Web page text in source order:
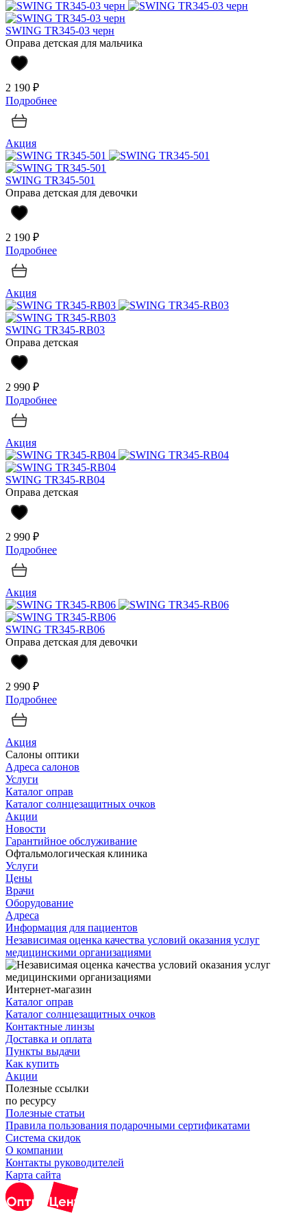
SWING TR345-03 черн
Оправа детская для мальчика
2 190 ₽
Подробнее
Акция
SWING TR345-501
Оправа детская для девочки
2 190 ₽
Подробнее
Акция
SWING TR345-RB03
Оправа детская
2 990 ₽
Подробнее
Акция
SWING TR345-RB04
Оправа детская
2 990 ₽
Подробнее
Акция
SWING TR345-RB06
Оправа детская для девочки
2 990 ₽
Подробнее
Акция
Салоны оптики
Адреса салонов
Услуги
Каталог оправ
Каталог солнцезащитных очков
Акции
Новости
Гарантийное обслуживание
Офтальмологическая клиника
Услуги
Цены
Врачи
Оборудование
Адреса
Информация для пациентов
Независимая оценка качества условий оказания услуг
медицинскими организациями
Интернет-магазин
Каталог оправ
Каталог солнцезащитных очков
Контактные линзы
Доставка и оплата
Пункты выдачи
Как купить
Акции
Полезные ссылки
по ресурсу
Полезные статьи
Правила пользования подарочными сертификатами
Система скидок
О компании
Контакты руководителей
Карта сайта